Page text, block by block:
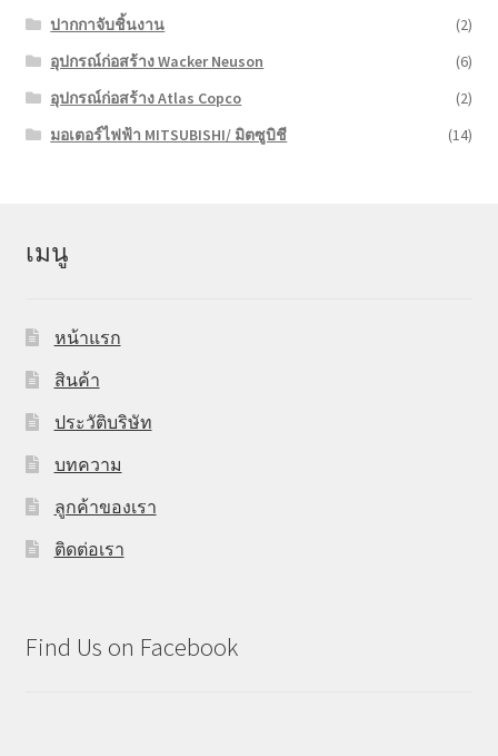
ปากกาจับชิ้นงาน
(2)
อุปกรณ์ก่อสร้าง Wacker Neuson
(6)
อุปกรณ์ก่อสร้าง Atlas Copco
(2)
มอเตอร์ไฟฟ้า MITSUBISHI/ มิตซูบิชี
(14)
เมนู
หน้าแรก
สินค้า
ประวัติบริษัท
บทความ
ลูกค้าของเรา
ติดต่อเรา
Find Us on Facebook